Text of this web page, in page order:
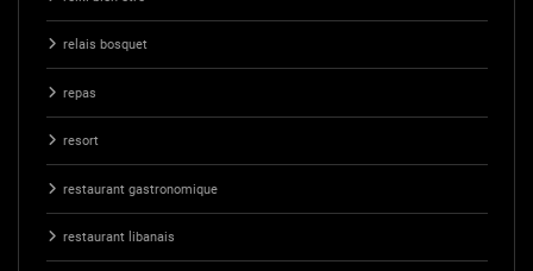
relais bosquet
repas
resort
restaurant gastronomique
restaurant libanais